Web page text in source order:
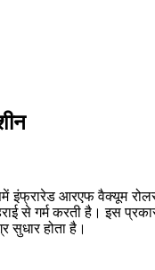
आरएफ वैक्यूम
से गर्म करती है। इस
होता है।